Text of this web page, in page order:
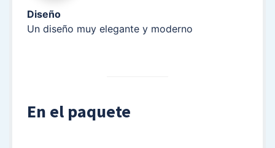
Diseño
Un diseño muy elegante y moderno
En el paquete